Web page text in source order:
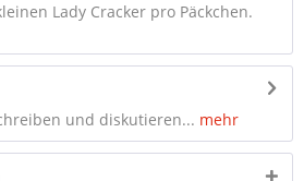
Lady Cracker pro Päckchen.
und diskutieren... mehr